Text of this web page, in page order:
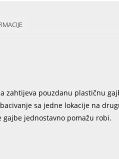
pouzdanu plastičnu
sa jedne lokacije na
jednostavno pomažu robi.